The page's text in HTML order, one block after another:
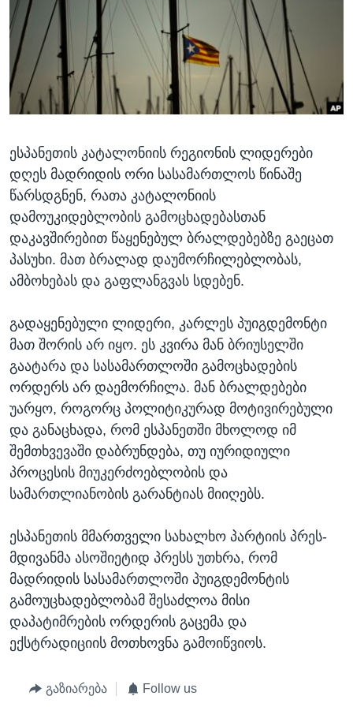
ᲡᲢᲣᲓᲘᲐ ᲕᲐᲨᲘᲜᲒᲢᲝᲜᲘ
ᲔᲙᲝᲜᲝᲛᲘᲙᲐ
ᲯᲐᲜᲛᲠᲗᲔᲚᲝᲑᲐ
ᲛᲔᲪᲜᲘᲔᲠᲔᲑᲐ
ᲘᲜᲢᲔᲠᲕᲘᲣ
ᲒᲐᲚᲘᲚᲔᲝ
ᲓᲔᲖᲘᲜᲤᲝᲠᲛᲐᲪᲘᲐ
Learning English
ᲗᲕᲐᲚᲘ ᲒᲕᲐᲓᲔᲕᲜᲔᲗ
ენები
ესპანეთის კატალონიის რეგიონის ლიდერები
დღეს მადრიდის ორი სასამართლოს წინაშე
წარსდგნენ, რათა კატალონიის
დამოუკიდებლობის გამოცხადებასთან
დაკავშირებით წაყენებულ ბრალდებებზე გაეცათ
პასუხი. მათ ბრალად დაუმორჩილებლობას,
ამბოხებას და გაფლანგვას სდებენ.
გადაყენებული ლიდერი, კარლეს პუიგდემონტი
მათ შორის არ იყო. ეს კვირა მან ბრიუსელში
გაატარა და სასამართლოში გამოცხადების
ორდერს არ დაემორჩილა. მან ბრალდებები
უარყო, როგორც პოლიტიკურად მოტივირებული
და განაცხადა, რომ ესპანეთში მხოლოდ იმ
შემთხვევაში დაბრუნდება, თუ იურიდიული
პროცესის მიუკერძოებლობის და
სამართლიანობის გარანტიას მიიღებს.
ესპანეთის მმართველი სახალხო პარტიის პრეს-
მდივანმა ასოშიეტიდ პრესს უთხრა, რომ
მადრიდის სასამართლოში პუიგდემონტის
გამოუცხადებლობამ შესაძლოა მისი
დაპატიმრების ორდერის გაცემა და
ექსტრადიციის მოთხოვნა გამოიწვიოს.
გაზიარება Follow us